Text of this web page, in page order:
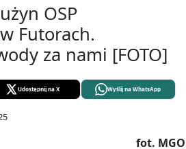
OSP
Futorach.
za nami [FOTO]
Udostępnij na X Wyślij na WhatsApp